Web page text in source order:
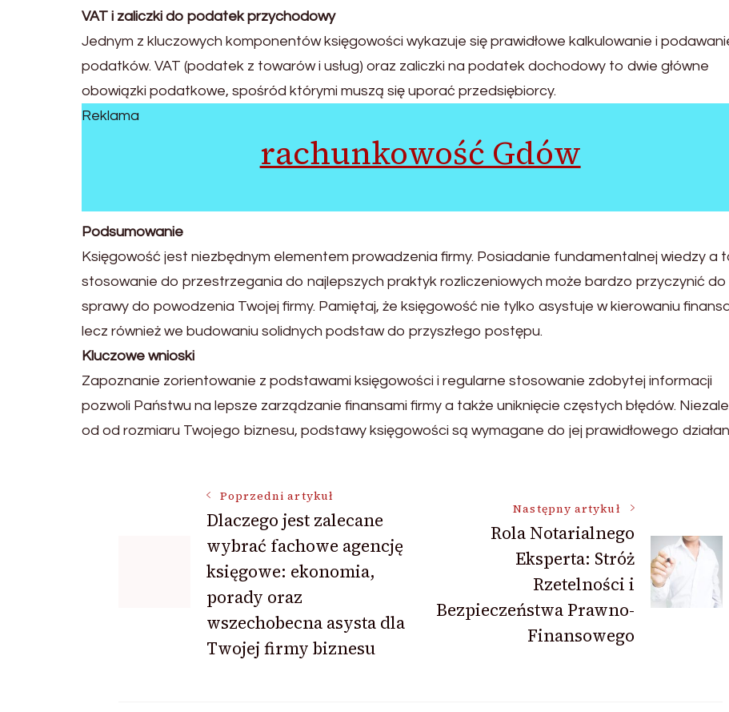
VAT i zaliczki do podatek przychodowy
Jednym z kluczowych komponentów księgowości wykazuje się prawidłowe kalkulowanie i
podatków. VAT (podatek z towarów i usług) oraz zaliczki na podatek dochodowy to dwie główne
obowiązki podatkowe, spośród którymi muszą się uporać przedsiębiorcy.
Reklama
rachunkowość Gdów
Podsumowanie
Księgowość jest niezbędnym elementem prowadzenia firmy. Posiadanie fundamentalnej wiedzy a
stosowanie do przestrzegania do najlepszych praktyk rozliczeniowych może bardzo przyczynić do
sprawy do powodzenia Twojej firmy. Pamiętaj, że księgowość nie tylko asystuje w kierowaniu
lecz również we budowaniu solidnych podstaw do przyszłego postępu.
Kluczowe wnioski
Zapoznanie zorientowanie z podstawami księgowości i regularne stosowanie zdobytej informacji
pozwoli Państwu na lepsze zarządzanie finansami firmy a także uniknięcie częstych błędów.
od od rozmiaru Twojego biznesu, podstawy księgowości są wymagane do jej prawidłowego
Nawigacja
wpisu
Poprzedni artykuł
Dlaczego jest zalecane
wybrać fachowe agencję
księgowe: ekonomia,
porady oraz
wszechobecna asysta dla
Twojej firmy biznesu
Następny artykuł
Rola Notarialnego
Eksperta: Stróż
Rzetelności i
Bezpieczeństwa Prawno-
Finansowego